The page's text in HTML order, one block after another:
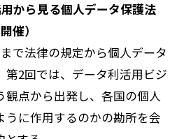
から見る個人データ保護法
催）
で法律の規定から個人データ
第2回では、データ利活用ビジ
観点から出発し、各国の個人
うに作用するのかの勘所を会